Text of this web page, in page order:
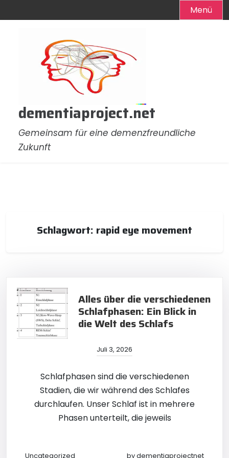
Menü
dementiaproject.net
Gemeinsam für eine demenzfreundliche
Zukunft
Schlagwort: rapid eye movement
Alles über die verschiedenen
Schlafphasen: Ein Blick in
die Welt des Schlafs
Juli 3, 2026
Schlafphasen sind die verschiedenen
Stadien, die wir während des Schlafes
durchlaufen. Unser Schlaf ist in mehrere
Phasen unterteilt, die jeweils
Uncategorized bydementiaprojectnet